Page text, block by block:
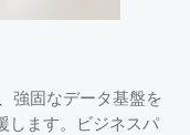
強固なデータ基盤を
します。ビジネスパ